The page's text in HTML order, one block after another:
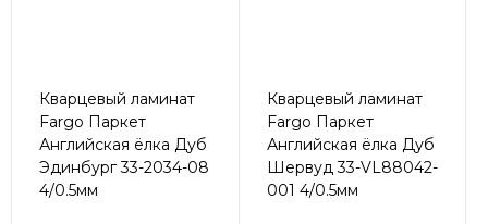
Кварцевый ламинат
Fargo Паркет
Английская ёлка Дуб
Эдинбург 33-2034-08
4/0.5мм
Кварцевый ламинат
Fargo Паркет
Английская ёлка Дуб
Шервуд 33-VL88042-
001 4/0.5мм